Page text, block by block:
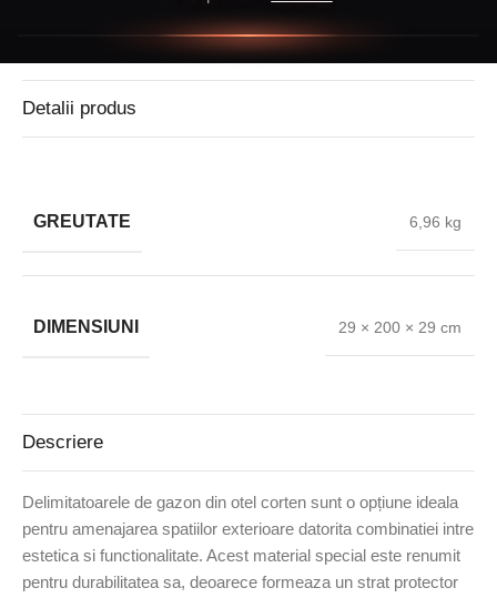
Detalii produs
GREUTATE 6,96 kg
DIMENSIUNI 29 × 200 × 29 cm
Descriere
Delimitatoarele de gazon din otel corten sunt o opțiune ideala
pentru amenajarea spatiilor exterioare datorita combinatiei intre
estetica si functionalitate. Acest material special este renumit
pentru durabilitatea sa, deoarece formeaza un strat protector